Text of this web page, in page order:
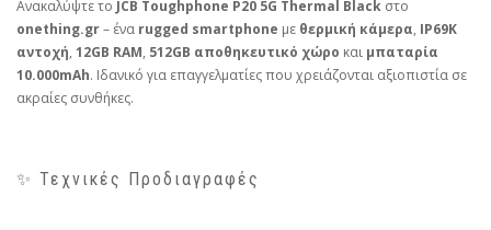
Ανακαλύψτε το JCB Toughphone P20 5G Thermal Black στο
onething.gr– ένα rugged smartphone με θερμική κάμερα, IP69K
αντοχή, 12GB RAM, 512GB αποθηκευτικό χώρο και μπαταρία
10.000mAh. Ιδανικό για επαγγελματίες που χρειάζονται αξιοπιστία σε
ακραίες συνθήκες.
✨ Τεχνικές Προδιαγραφές